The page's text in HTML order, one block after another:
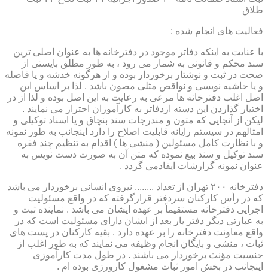
طلاق
فعالیت های انجام شده :
با عنایت به اینکه دفاتر موجود در دفترخانه ها به عنوان اصلی ترین
سند محکم و قانونی به شمار می رود ، به طور مطلق بایستی از
صحت در ثبت و نوشتار برخوردار بوده و از هرگونه خدشه و یا فاصله
و یا حاشیه نویسی و نواقص مثلی مصون باشد . لذا بر اساس این
اصل اغلب دفترخانه ها مرعی به رعایت به این اصل بوده و لذا از در
اختیار گذاردن این دسته ازدفاتر به کارآموزان احتراز می نمایند .
لیکن از آنجایی که متون و مندرجات سند بنچاق و یا اسناد توکیلی و
امثالهم در سیستم رایانه قابلیت اصلاح را دارد اینجانب به طور نمونه
و با نظارت کامل مسئولین ( منشی ها ) اقدام به تنظیم چند فقره
سند توکیل و سند بیع نموده که متن آن به صورت دست نویس به
عنوان نمونه گزارشات ایفادمی گردد .
دفترخانه ۲۰۰ تهران از تعداد ........ نیروی انسانی برخوردار می باشد
که در رأس کارکنان سردفتر قرارگرفته که در واقع مسئولیت
اجرایی دفترخانه مستقیماً بر عهده ایشان می باشد . نماینده ثبت و
به عبارتی دیگر دفتر یار بعد از ایشان دارای مسئولیت است که در
واقع معاونت دفترخانه را بر عهده دارد . بقیه کارکنان در پست های
ثبات ، منشی و بایگان انجام وظیفه می نمایند که به طور اغلب از
جنسیت مؤنث برخوردار می باشند . در طول مدت کارآموزی
اینجانب در بخش امور ثبات مشغول کارورزی بوده ام .